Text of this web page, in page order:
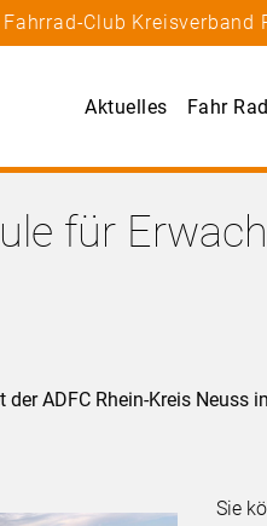
Club Kreisverband
Aktuelles Fahr Rad
für
ADFC Rhein-Kreis Neuss
Sie